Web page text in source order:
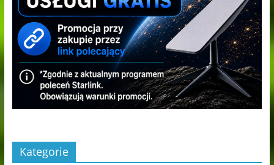
Kategorie